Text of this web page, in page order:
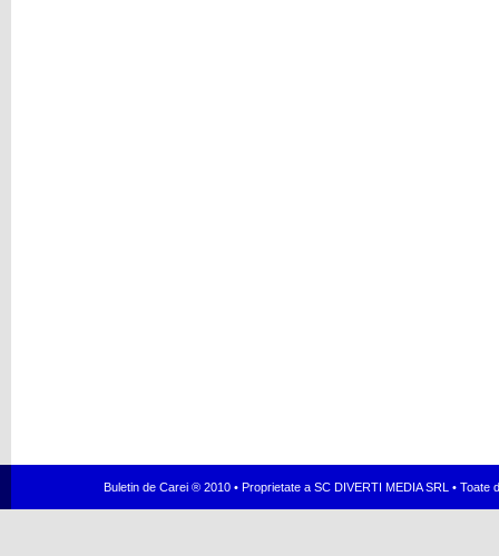
Buletin de Carei ® 2010 • Proprietate a SC DIVERTI MEDIA SRL •